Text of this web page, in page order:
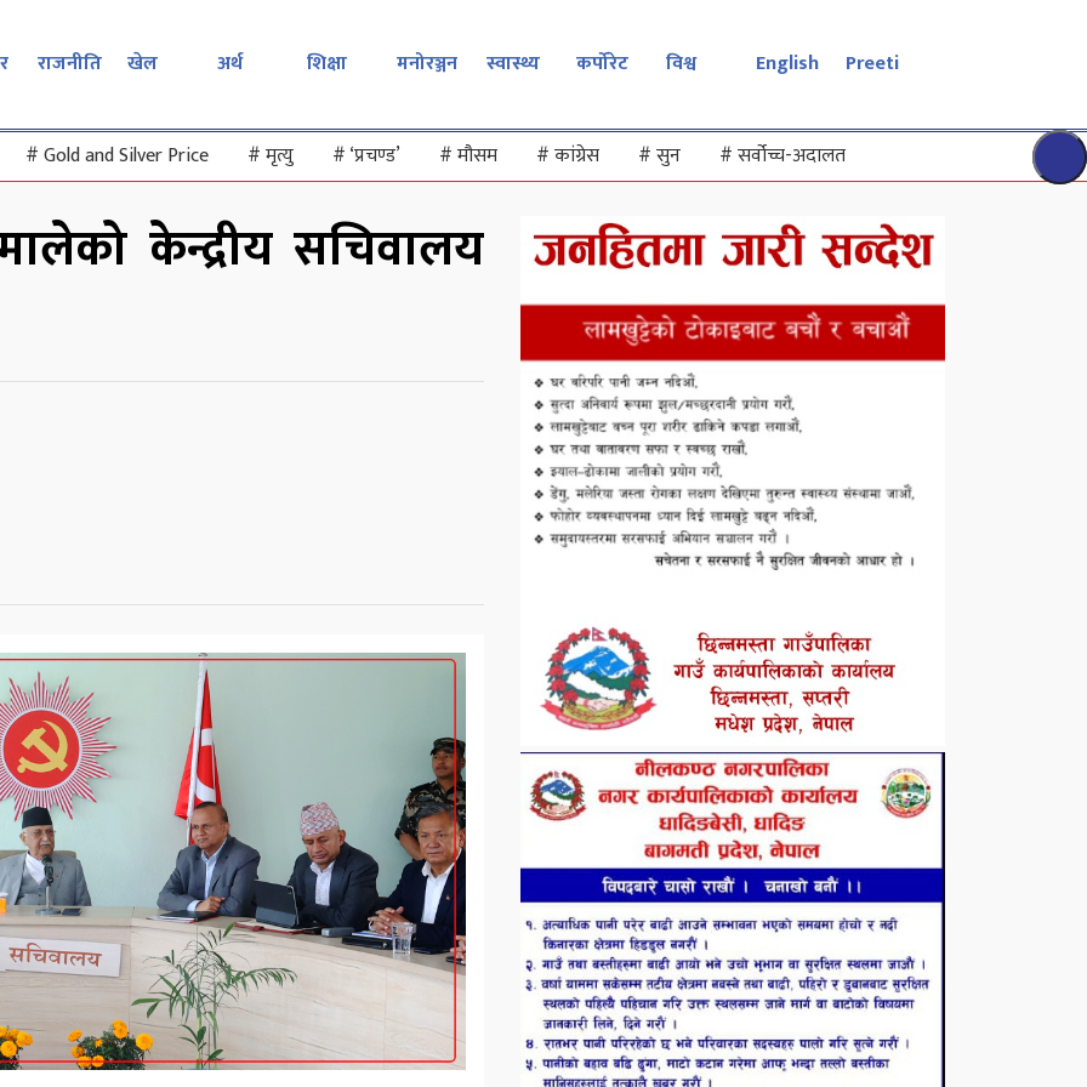
राजनीति खेल अर्थ शिक्षा मनोरञ्जन स्वास्थ्य कर्पोरेट विश्व English Preeti
#Gold and Silver Price #मृत्यु #‘प्रचण्ड’ #मौसम #कांग्रेस #सुन #सर्वोच्च-अदालत
केन्द्रीय सचिवालय